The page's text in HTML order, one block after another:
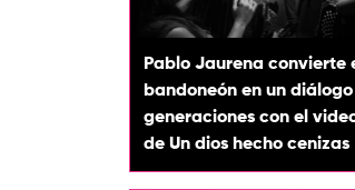
Pablo Jaurena convierte
bandoneón en un
generaciones con el
de Un dios hecho cenizas